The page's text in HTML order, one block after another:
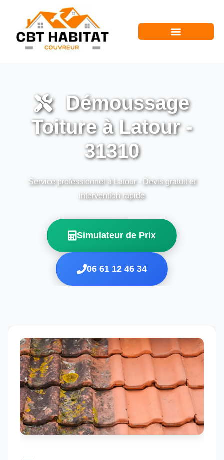
Démoussage
Toiture à Latour -
31310
Service professionnel à Latour - Devis gratuit et
intervention rapide
Simulateur de Prix
06 61 12 46 34